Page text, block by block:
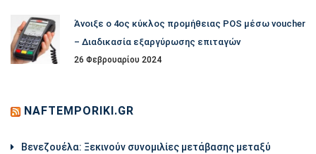
Άνοιξε ο 4ος κύκλος προμήθειας POS μέσω voucher
– Διαδικασία εξαργύρωσης επιταγών
26 Φεβρουαρίου 2024
NAFTEMPORIKI.GR
Βενεζουέλα: Ξεκινούν συνομιλίες μετάβασης μεταξύ